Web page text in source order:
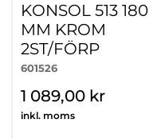
KONSOL 513 180
MM KROM
2ST/FÖRP
601526
1 089,00 kr
inkl. moms